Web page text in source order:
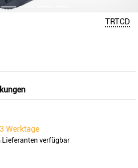
TRTCD
Werktage
Lieferanten verfügbar